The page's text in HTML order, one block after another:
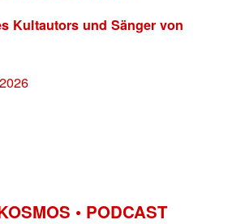
Kultautors und Sänger von
• PODCAST